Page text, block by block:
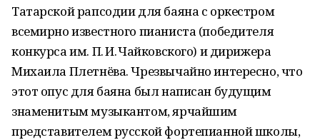
Татарской рапсодии для баяна с оркестром
всемирно известного пианиста (победителя
конкурса им. П. И. Чайковского) и дирижера
Михаила Плетнёва. Чрезвычайно интересно, что
этот опус для баяна был написан будущим
знаменитым музыкантом, ярчайшим
представителем русской фортепианной школы,